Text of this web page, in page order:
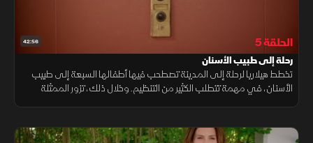
42:56 الحلقة 5
رحلة إلى طبيب الأسنان
تخطط هيلاريا لرحلة إلى المدينة تصطحب فيها أطفالها السبعة إلى طبيب
الأسنان، في مهمة تتطلب الكثير من التنظيم. وخلال ذلك، تزور الممثلة